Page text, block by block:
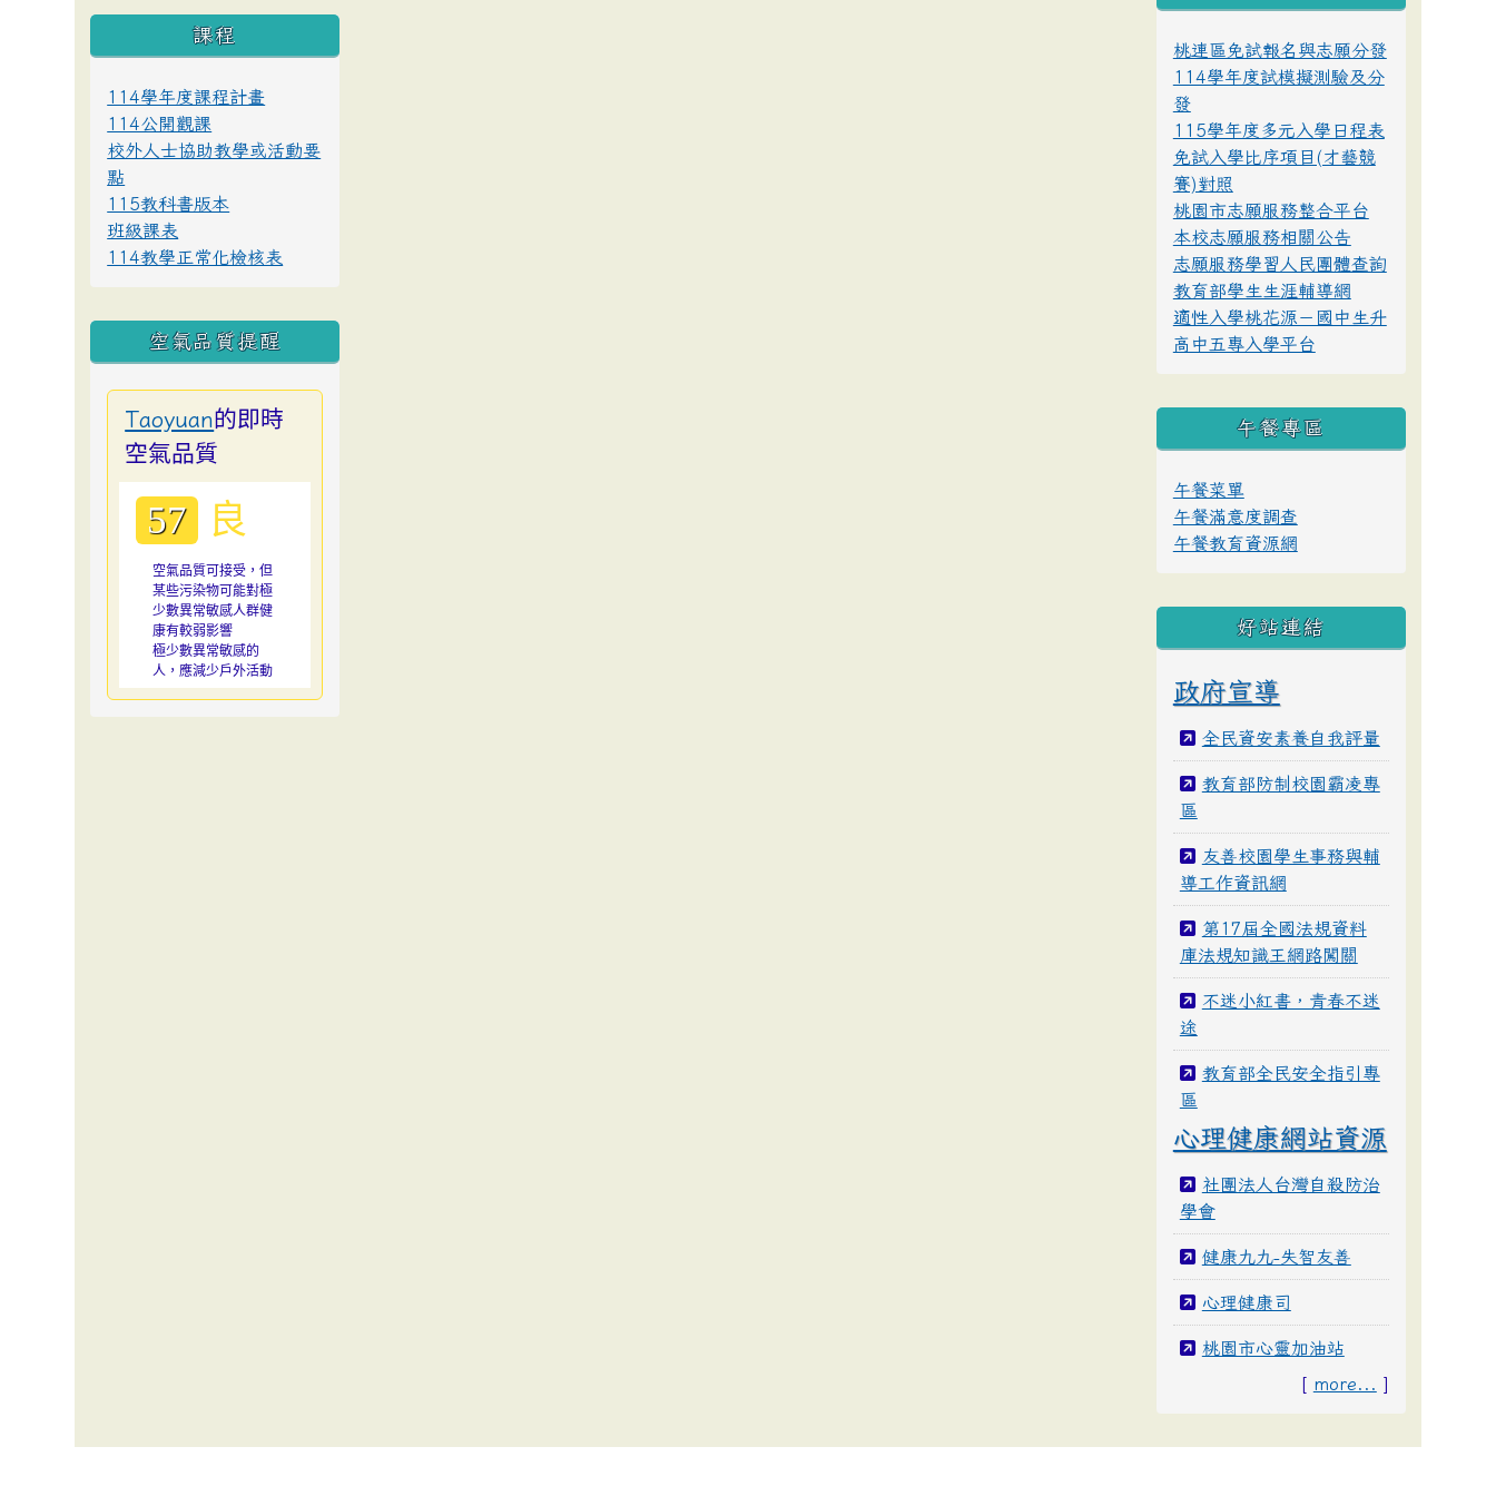
課程
114學年度課程計畫
114公開觀課
校外人士協助教學或活動要
點
115教科書版本
班級課表
114教學正常化檢核表
空氣品質提醒
Taoyuan的即時
空氣品質
57 良
空氣品質可接受，但
某些污染物可能對極
少數異常敏感人群健
康有較弱影響
極少數異常敏感的
人，應減少戶外活動
桃連區免試報名與志願分發
114學年度試模擬測驗及分
發
115學年度多元入學日程表
免試入學比序項目(才藝競
賽)對照
桃園市志願服務整合平台
本校志願服務相關公告
志願服務學習人民團體查詢
教育部學生生涯輔導網
適性入學桃花源－國中生升
高中五專入學平台
午餐專區
午餐菜單
午餐滿意度調查
午餐教育資源網
好站連結
政府宣導
全民資安素養自我評量
教育部防制校園霸凌專
區
友善校園學生事務與輔
導工作資訊網
第17屆全國法規資料
庫法規知識王網路闖關
不迷小紅書，青春不迷
途
教育部全民安全指引專
區
心理健康網站資源
社團法人台灣自殺防治
學會
健康九九-失智友善
心理健康司
桃園市心靈加油站
[ more... ]